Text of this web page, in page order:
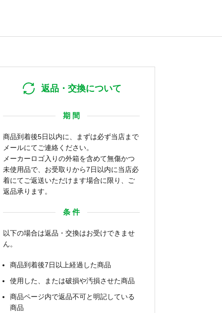
返品・交換について
期 間
商品到着後5日以内に、まずは必ず当店まで
メールにてご連絡ください。
メーカーロゴ入りの外箱を含めて無傷かつ
未使用品で、お受取りから7日以内に当店必
着にてご返送いただけます場合に限り、ご
返品承ります。
条 件
以下の場合は返品・交換はお受けできませ
ん。
商品到着後7日以上経過した商品
使用した、または破損や汚損させた商品
商品ページ内で返品不可と明記している
商品